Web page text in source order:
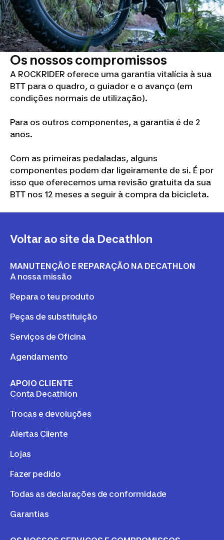
Os nossos compromissos
A ROCKRIDER oferece uma garantia vitalícia à sua
BTT para o quadro, o guiador e o avanço (em
condições normais de utilização).
Para os outros componentes, a garantia é de 2
anos.
Com as primeiras pedaladas, alguns
componentes podem dar ligeiramente de si. É por
isso que oferecemos uma revisão gratuita da sua
BTT nos 12 meses a seguir à compra da bicicleta.
Voltar ao site da Decathlon
MANUTENÇÃO E REPARAÇÃO NA DECATHLON
A nossa missão
Repara o teu produto
Peças de substituição
Serviços de Oficina
Agendamento
APOIO CLIENTE
Conta Decathlon
Trocas e devoluções
Alertas Cliente
Lojas
Fazer pedido
Todas as declarações de conformidade
Garantias